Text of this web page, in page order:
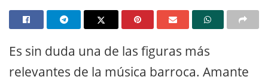
Es sin duda una de las figuras más
relevantes de la música barroca. Amante